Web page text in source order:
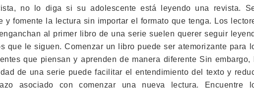
no lo diga si su adolescente está leyendo una revista.
y fomente la lectura sin importar el formato que tenga. Los
al primer libro de una serie suelen querer seguir
que le siguen. Comenzar un libro puede ser atemorizante para
que piensan y aprenden de manera diferente Sin embargo,
de una serie puede facilitar el entendimiento del texto y
asociado con comenzar una nueva lectura. Encuentre